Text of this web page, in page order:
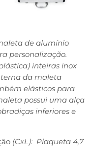
de alumínio
personalização.
inteiras inox
da maleta
elásticos para
possui uma alça
inferiores e
(CxL): Plaqueta 4,7